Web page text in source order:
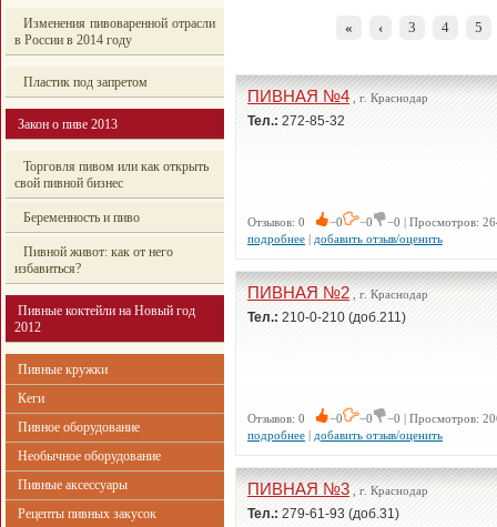
Изменения пивоваренной отрасли
в России в 2014 году
Пластик под запретом
Закон о пиве 2013
Торговля пивом или как открыть
свой пивной бизнес
Беременность и пиво
Пивной живот: как от него
избавиться?
Пивные коктейли на Новый год
2012
Пивные кружки
Кеги
Пивное оборудование
Необычное оборудование
Пивные аксессуары
Рецепты пивных закусок
« ‹ 3 4 5
ПИВНАЯ №4, г. Краснодар
Тел.: 272-85-32
Отзывов: 0 −0 −0
−0 | Просмотров:
подробнее | добавить отзыв/оценить
ПИВНАЯ №2, г. Краснодар
Тел.: 210-0-210 (доб.211)
Отзывов: 0 −0 −0
−0 | Просмотров:
подробнее | добавить отзыв/оценить
ПИВНАЯ №3, г. Краснодар
Тел.: 279-61-93 (доб.31)